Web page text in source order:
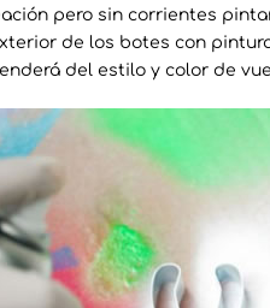
pero sin corrientes
de los botes con
del estilo y color de